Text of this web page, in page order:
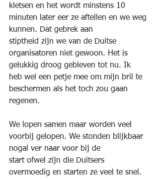
kletsen en het wordt minstens 10
minuten later eer ze aftellen en we weg
kunnen. Dat gebrek aan
stiptheid zijn we van de Duitse
organisatoren niet gewoon. Het is
gelukkig droog gebleven tot nu. Ik
heb wel een petje mee om mijn bril te
beschermen als het toch zou gaan
regenen.
We lopen samen maar worden veel
voorbij gelopen. We stonden blijkbaar
nogal ver naar voor bij de
start ofwel zijn die Duitsers
overmoedig en starten ze veel te snel.